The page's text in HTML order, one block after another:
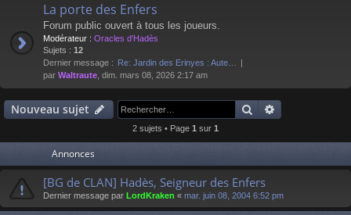
La porte des Enfers
Forum public ouvert à tous les joueurs.
Modérateur : Oracles d'Hadès
Sujets : 12
Dernier message : Re: Jardin des Erinyes : Aute…
par Waltraute , dim. mars 08, 2026 2:17 am
Nouveau sujet Rechercher
2 sujets • Page 1 sur 1
Annonces
[BG de CLAN] Hadès, Seigneur des Enfers
Dernier message par LordKraken « mar. juin 08, 2004 6:52 pm